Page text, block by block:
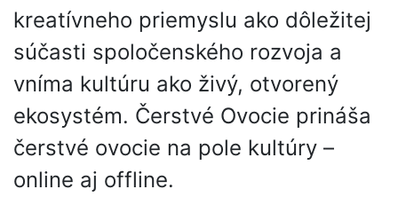
kreatívneho priemyslu ako dôležitej
súčasti spoločenského rozvoja a
vníma kultúru ako živý, otvorený
ekosystém. Čerstvé Ovocie prináša
čerstvé ovocie na pole kultúry –
online aj offline.